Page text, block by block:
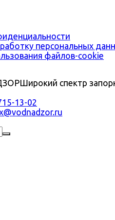
персональных
файлов-cookie
Широкий спектр
13-02